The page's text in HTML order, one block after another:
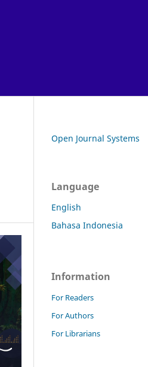
Open Journal Systems
Language
English
Bahasa Indonesia
Information
For Readers
For Authors
For Librarians